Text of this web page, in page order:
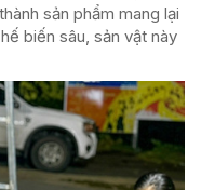
sản phẩm mang lại
biến sâu, sản vật này